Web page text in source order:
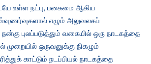
உள்ள நட்பு, பகைமை ஆகிய
எழும் அலுவலகப்
புலப்படுத்தும் வகையில் ஒரு நாடகத்தை
ஒருவனுக்கு நிகழும்
காட்டும் நடப்பியல் நாடகத்தை